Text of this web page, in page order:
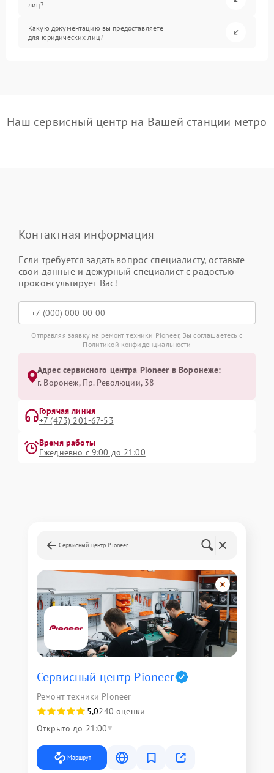
лиц?
Какую документацию вы предоставляете
для юридических лиц?
Наш сервисный центр на Вашей станции метро
Контактная информация
Если требуется задать вопрос специалисту, оставьте
свои данные и дежурный специалист с радостью
проконсультирует Вас!
Отправляя заявку на ремонт техники Pioneer, Вы соглашаетесь с
Политикой конфиденциальности
Адрес сервисного центра Pioneer в Воронеже:
г. Воронеж, Пр. Революции, 38
Горячая линия
+7 (473) 201-67-53
Время работы
Ежедневно с 9:00 до 21:00
Сервисный центр Pioneer
Сервисный центр Pioneer
Ремонт техники Pioneer
5,0240 оценки
Открыто до 21:00
Маршрут